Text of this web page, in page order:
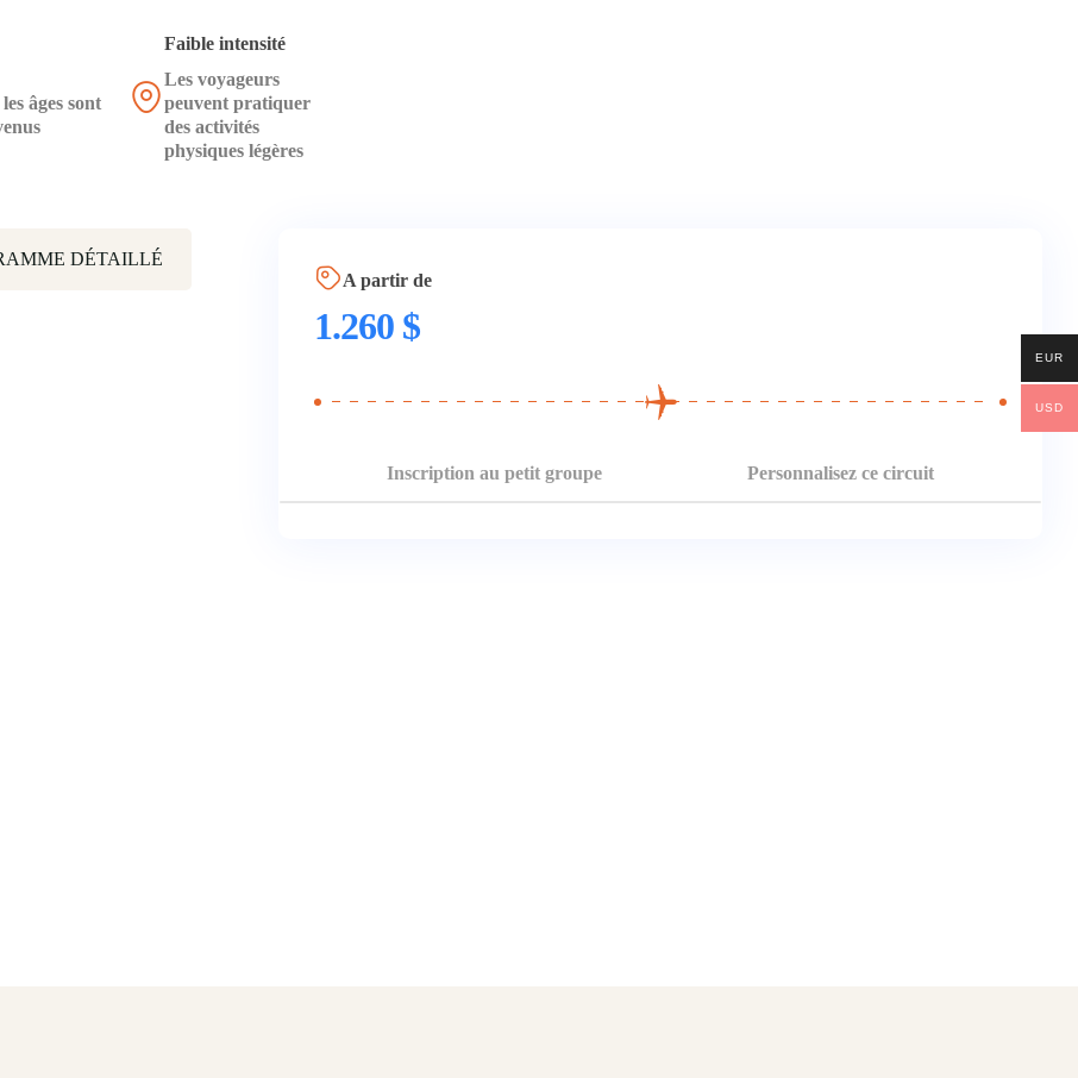
âges sont
Faible intensité
Les voyageurs
peuvent pratiquer
des activités
physiques légères
DÉTAILLÉ
A partir de
1.260 $
Inscription au petit groupe Personnalisez ce circuit
EUR
USD